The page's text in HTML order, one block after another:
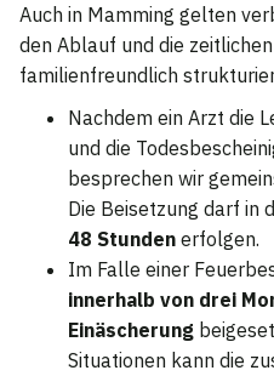
Auch in Mamming gelten
den Ablauf und die
familienfreundlich
Nachdem ein Arzt die
und die
besprechen wir
Die Beisetzung darf in
48 Stunden erfolgen.
Im Falle einer
innerhalb von drei
Einäscherung
Situationen kann die